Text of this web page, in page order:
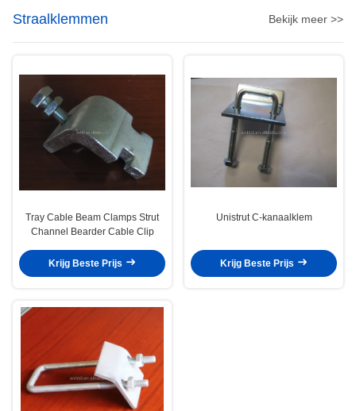
Straalklemmen Bekijk meer >>
Tray Cable Beam Clamps Strut
Channel Bearder Cable Clip
Krijg Beste Prijs
Unistrut C-kanaalklem
Krijg Beste Prijs